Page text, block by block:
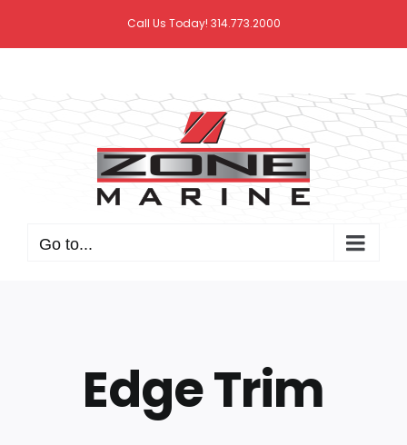
Call Us Today! 314.773.2000
Go to...
Edge Trim